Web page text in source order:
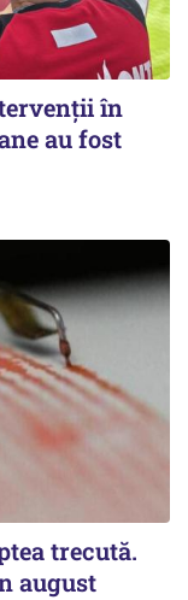
în
au fost
trecută.
august